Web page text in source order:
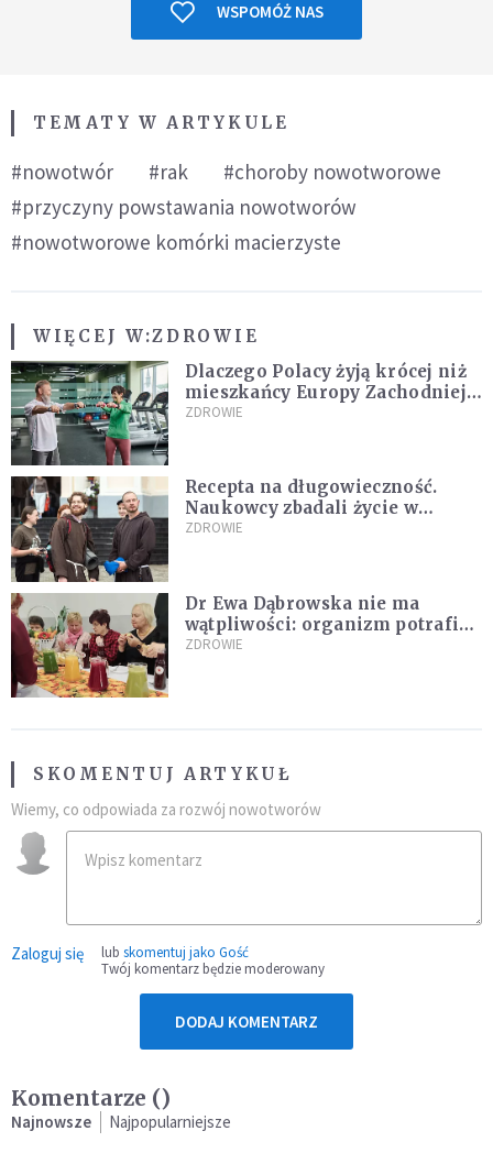
WSPOMÓŻ NAS
TEMATY W ARTYKULE
#nowotwór #rak
#choroby nowotworowe
#przyczyny powstawania nowotworów
#nowotworowe komórki macierzyste
WIĘCEJ W:ZDROWIE
Dlaczego Polacy żyją krócej niż
mieszkańcy Europy Zachodniej?
Ekspertka wskazuje główne
ZDROWIE
Recepta na długowieczność.
Naukowcy zbadali życie w
klasztorach
ZDROWIE
Dr Ewa Dąbrowska nie ma
wątpliwości: organizm potrafi
leczyć się sam
ZDROWIE
SKOMENTUJ ARTYKUŁ
Wiemy, co odpowiada za rozwój nowotworów
Zaloguj się lub skomentuj jako Gość
Twój komentarz będzie moderowany
DODAJ KOMENTARZ
Komentarze ()
Najnowsze Najpopularniejsze